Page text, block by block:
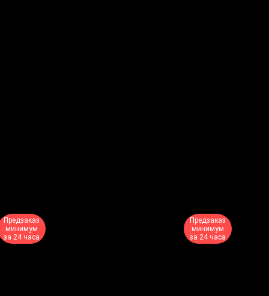
Предзаказ
минимум
за 24 часа
Предзаказ
минимум
за 24 часа